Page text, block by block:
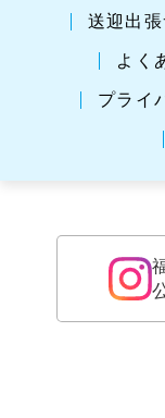
送迎出
よく
プライ